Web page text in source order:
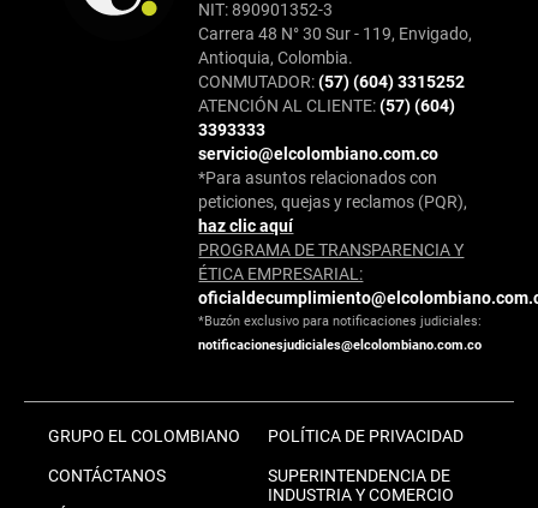
NIT: 890901352-3
Carrera 48 N° 30 Sur - 119, Envigado,
Antioquia, Colombia.
CONMUTADOR:(57) (604) 3315252
ATENCIÓN AL CLIENTE:(57) (604)
3393333
servicio@elcolombiano.com.co
*Para asuntos relacionados con
peticiones, quejas y reclamos (PQR),
haz clic aquí
PROGRAMA DE TRANSPARENCIA Y
ÉTICA EMPRESARIAL:
*Buzón exclusivo para notificaciones judiciales:
notificacionesjudiciales@elcolombiano.com.co
GRUPO EL COLOMBIANO
CONTÁCTANOS
POLÍTICA DE PRIVACIDAD
SUPERINTENDENCIA DE
INDUSTRIA Y COMERCIO